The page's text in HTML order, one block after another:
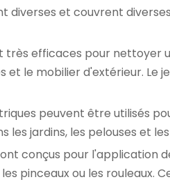
et couvrent
très efficaces pour nettoyer
et le mobilier d'extérieur. Le
peuvent être utilisés
jardins, les pelouses et
conçus pour
pinceaux ou les rouleaux.